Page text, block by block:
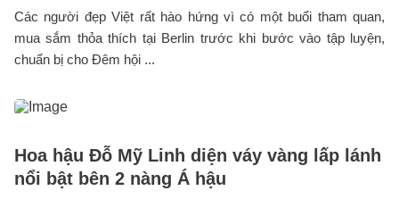
Các người đẹp Việt rất hào hứng vì có một buổi tham quan,
mua sắm thỏa thích tại Berlin trước khi bước vào tập luyện,
chuẩn bị cho Đêm hội ...
Hoa hậu Đỗ Mỹ Linh diện váy vàng lấp lánh
nổi bật bên 2 nàng Á hậu